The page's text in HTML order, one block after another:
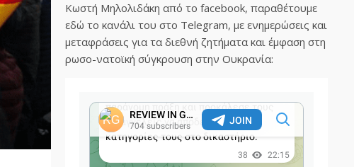
Κωστή Μηλολιδάκη από το facebook, παραθέτουμε
εδώ το κανάλι του στο Telegram, με ενημερώσεις και
μεταφράσεις για τα διεθνή ζητήματα και έμφαση στη
ρωσο-νατοϊκή σύγκρουση στην Ουκρανία: